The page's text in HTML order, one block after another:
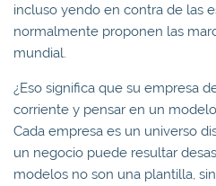
incluso yendo en contra de las
normalmente proponen las
mundial.
¿Eso significa que su empresa
corriente y pensar en un
Cada empresa es un universo
un negocio puede resultar
modelos no son una plantilla,